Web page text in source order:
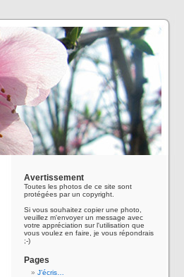
Avertissement
Toutes les photos de ce site sont
protégées par un copyright.
Si vous souhaitez copier une photo,
veuillez m'envoyer un message avec
votre appréciation sur l'utilisation que
vous voulez en faire, je vous répondrais
;-)
Pages
J’écris…